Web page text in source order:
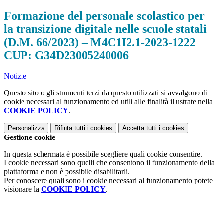
Formazione del personale scolastico per
la transizione digitale nelle scuole statali
(D.M. 66/2023) – M4C1I2.1-2023-1222
CUP: G34D23005240006
Notizie
Questo sito o gli strumenti terzi da questo utilizzati si avvalgono di
cookie necessari al funzionamento ed utili alle finalità illustrate nella
COOKIE POLICY.
Personalizza Rifiuta tutti i cookies Accetta tutti i cookies
Gestione cookie
In questa schermata è possibile scegliere quali cookie consentire.
I cookie necessari sono quelli che consentono il funzionamento della
piattaforma e non è possibile disabilitarli.
Per conoscere quali sono i cookie necessari al funzionamento potete
visionare la COOKIE POLICY.